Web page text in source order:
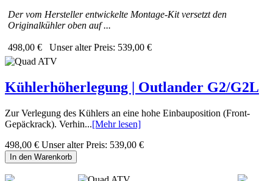
Der vom Hersteller entwickelte Montage-Kit versetzt den
Originalkühler oben auf ...
498,00 € Unser alter Preis: 539,00 €
Kühlerhöherlegung | Outlander G2/G2L
Zur Verlegung des Kühlers an eine hohe Einbauposition (Front-
Gepäckrack). Verhin...[Mehr lesen]
498,00 € Unser alter Preis: 539,00 €
In den Warenkorb